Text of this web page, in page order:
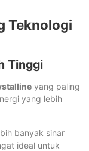
Teknologi
Tinggi
yang paling
yang lebih
banyak sinar
ideal untuk